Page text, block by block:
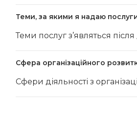
Теми, за якими я надаю
Теми послуг з’являться
Сфера організаційного
Сфери діяльності з